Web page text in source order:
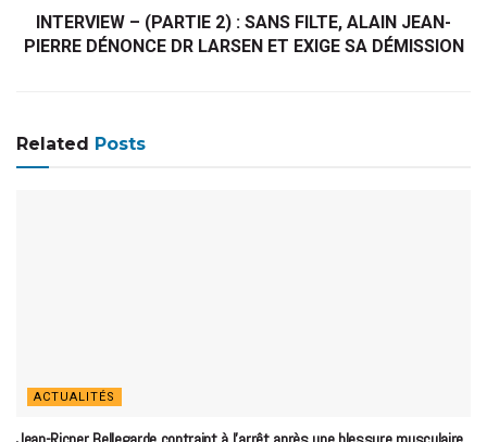
INTERVIEW – (PARTIE 2) : SANS FILTE, ALAIN JEAN-
PIERRE DÉNONCE DR LARSEN ET EXIGE SA DÉMISSION
Related Posts
ACTUALITÉS